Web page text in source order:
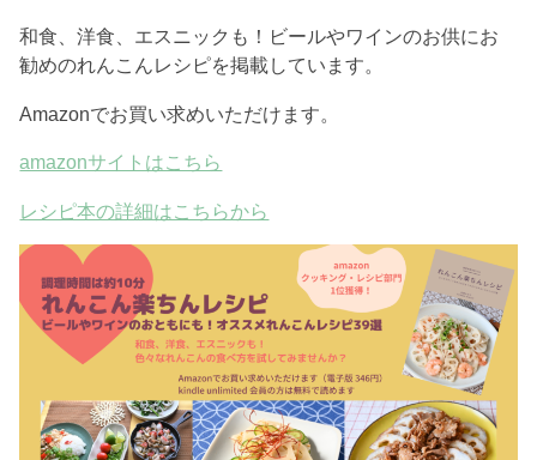
和食、洋食、エスニックも！ビールやワインのお供にお
勧めのれんこんレシピを掲載しています。
Amazonでお買い求めいただけます。
amazonサイトはこちら
レシピ本の詳細はこちらから